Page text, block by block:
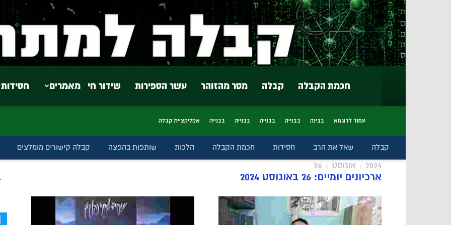
חסידות מאמרים שידור חי עשר הספירות מסר מהזוהר קבלה חכמת הקבלה
עמוד לדוגמא בבינה בבנייה בבנייה בבנייה בבנייה אפליקציית קבלה
קבלה שאל את הרב חסידות חכמת הקבלה הלכות שותפות בהפצה קבלה קישורים מומלצים
2024 אוגוסט 26
ארכיונים יומיים: 26 באוגוסט 2024